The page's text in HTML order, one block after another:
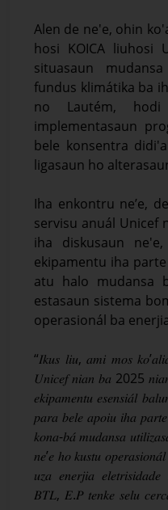
Alen de ne'e, ohin
hosi KOICA liuhosi
situasaun
fundus klimátika ba
no Lautém,
implementasaun
bele konsentra
ligasaun ho
Iha enkontru ne’e,
servisu anuál Unicef
iha diskusaun
ekipamentu iha
atu halo mudansa
estasaun sistema
operasionál ba
“𝐼𝑘𝑢𝑠 𝑙𝑖𝑢, 𝑎𝑚𝑖 𝑚𝑜𝑠
𝑈𝑛𝑖𝑐𝑒𝑓 𝑛𝑖𝑎𝑛 𝑏𝑎 2025
𝑒𝑘𝑖𝑝𝑎𝑚𝑒𝑛𝑡𝑢 𝑒𝑠𝑒𝑛𝑠𝑖𝑎́𝑙
𝑝𝑎𝑟𝑎 𝑏𝑒𝑙𝑒 𝑎𝑝𝑜𝑖𝑢 𝑖ℎ𝑎
𝑘𝑜𝑛𝑎-𝑏𝑎́ 𝑚𝑢𝑑𝑎𝑛𝑠𝑎
𝑛𝑒’𝑒 ℎ𝑜 𝑘𝑢𝑠𝑡𝑢
𝑢𝑧𝑎 𝑒𝑛𝑒𝑟𝑗𝑖𝑎
𝐵𝑇𝐿, 𝐸.𝑃 𝑡𝑒𝑛𝑘𝑒 𝑠𝑒𝑙𝑢